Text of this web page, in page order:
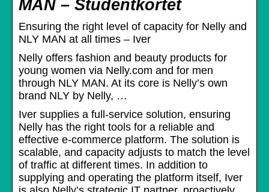
MAN – Studentkortet
Ensuring the right level of capacity for Nelly and
NLY MAN at all times – Iver
Nelly offers fashion and beauty products for
young women via Nelly.com and for men
through NLY MAN. At its core is Nelly’s own
brand NLY by Nelly, …
Iver supplies a full-service solution, ensuring
Nelly has the right tools for a reliable and
effective e-commerce platform. The solution is
scalable, and capacity adjusts to match the level
of traffic at different times. In addition to
supplying and operating the platform itself, Iver